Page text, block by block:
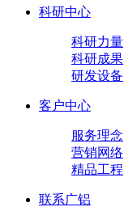
科研中心
科研力量
科研成果
研发设备
客户中心
服务理念
营销网络
精品工程
联系广铝